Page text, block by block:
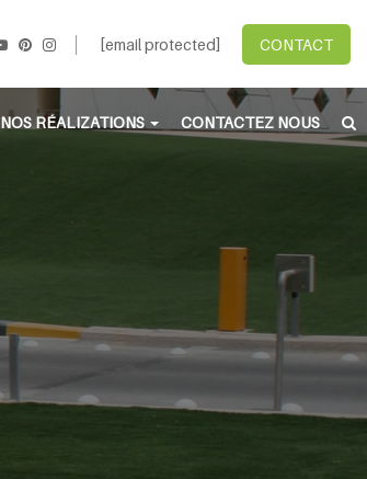
[email protected] CONTACT
NOS RÉALIZATIONS CONTACTEZ NOUS